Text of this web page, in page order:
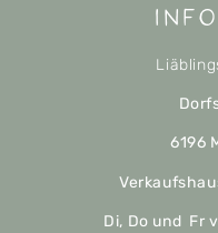
6196
Di, Do und Fr